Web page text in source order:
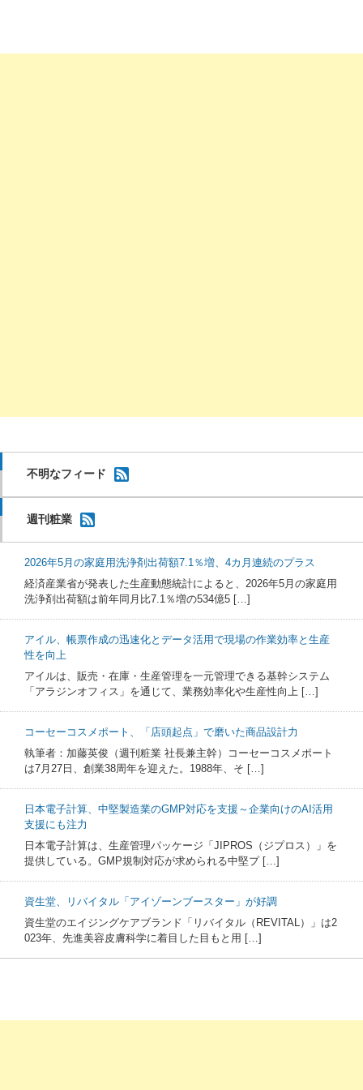
不明なフィード
週刊粧業
2026年5月の家庭用洗浄剤出荷額7.1％増、4カ月連続のプラス
経済産業省が発表した生産動態統計によると、2026年5月の家庭用
洗浄剤出荷額は前年同月比7.1％増の534億5 […]
アイル、帳票作成の迅速化とデータ活用で現場の作業効率と生産
性を向上
アイルは、販売・在庫・生産管理を一元管理できる基幹システム
「アラジンオフィス」を通じて、業務効率化や生産性向上 […]
コーセーコスメポート、「店頭起点」で磨いた商品設計力
執筆者：加藤英俊（週刊粧業 社長兼主幹）コーセーコスメポート
は7月27日、創業38周年を迎えた。1988年、そ […]
日本電子計算、中堅製造業のGMP対応を支援～企業向けのAI活用
支援にも注力
日本電子計算は、生産管理パッケージ「JIPROS（ジプロス）」を
提供している。GMP規制対応が求められる中堅プ […]
資生堂、リバイタル「アイゾーンブースター」が好調
資生堂のエイジングケアブランド「リバイタル（REVITAL）」は2
023年、先進美容皮膚科学に着目した目もと用 […]